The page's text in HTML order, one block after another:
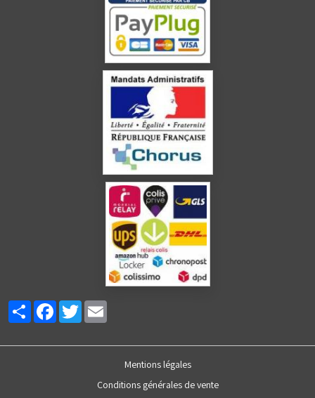
PartagerFacebookTwitter
Mentions légales
Conditions générales de vente